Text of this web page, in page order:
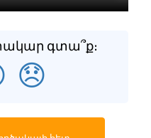
գտա՞ք։
😞